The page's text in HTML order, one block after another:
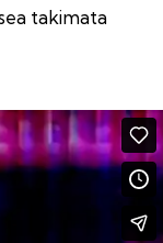
takimata